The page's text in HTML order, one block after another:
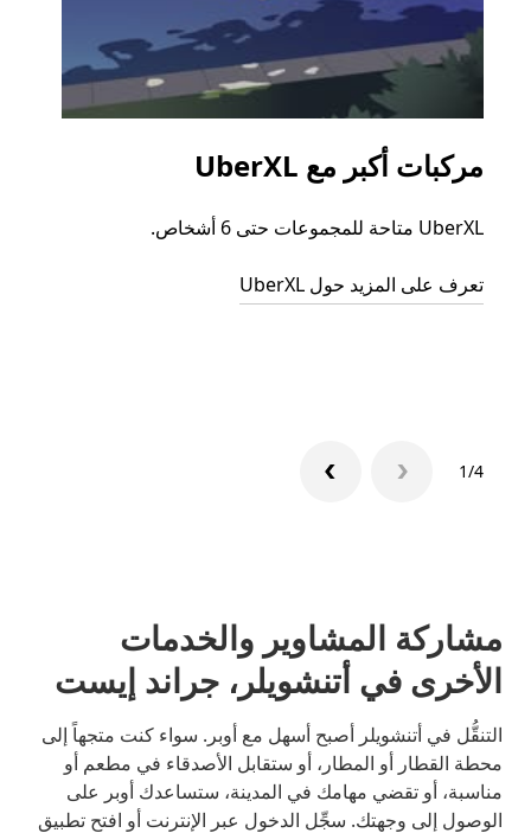
مركبات أكبر مع UberXL
UberXL متاحة للمجموعات حتى 6 أشخاص.
تعرف على المزيد حول UberXL
1/4
مشاركة المشاوير والخدمات
الأخرى في أتنشويلر، جراند إيست
التنقُّل في أتنشويلر أصبح أسهل مع أوبر. سواء كنت متجهاً إلى
محطة القطار أو المطار، أو ستقابل الأصدقاء في مطعم أو
مناسبة، أو تقضي مهامك في المدينة، ستساعدك أوبر على
الوصول إلى وجهتك. سجِّل الدخول عبر الإنترنت أو افتح تطبيق